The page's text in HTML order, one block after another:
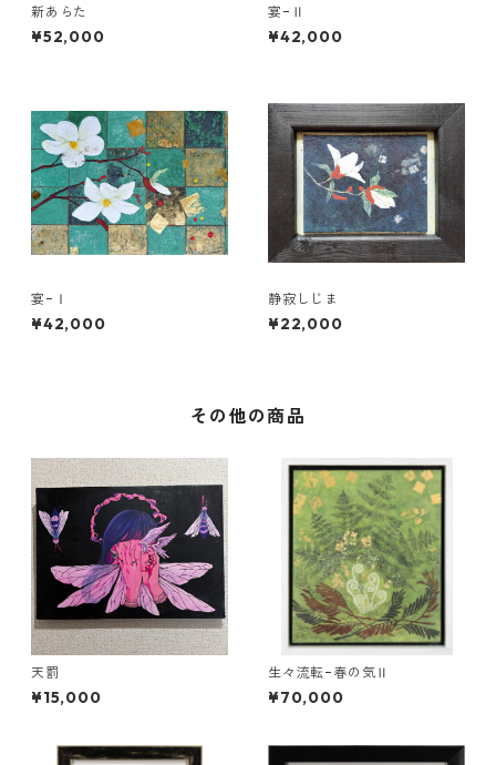
新あらた
¥52,000
宴−Ⅱ
¥42,000
宴−Ⅰ
¥42,000
静寂しじま
¥22,000
その他の商品
天罰
¥15,000
生々流転−春の気Ⅱ
¥70,000